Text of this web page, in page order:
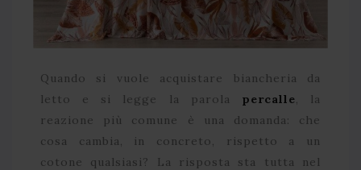
Quando si vuole acquistare biancheria da
letto e si legge la parola percalle, la
reazione più comune è una domanda: che
cosa cambia, in concreto, rispetto a un
cotone qualsiasi? La risposta sta tutta nel